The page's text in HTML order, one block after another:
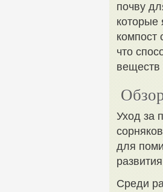
почву
которые
компост
что
Уход за
для
Среди